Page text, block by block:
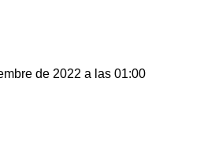
de 2022 a las 01:00